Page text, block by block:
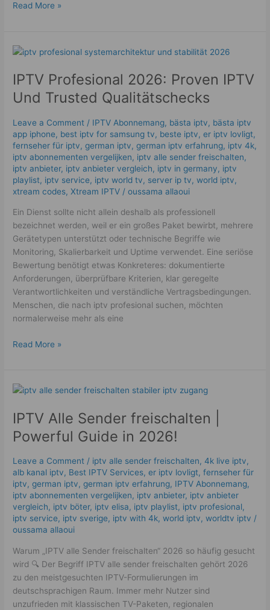
Read More »
IPTV Profesional 2026: Proven IPTV
Und Trusted Qualitätschecks
Leave a Comment / IPTV Abonnemang, bästa iptv, bästa iptv
app iphone, best iptv for samsung tv, beste iptv,er iptv lovligt,
fernseher für iptv,german iptv,german iptv erfahrung​, iptv 4k,
iptv abonnementen vergelijken, iptv alle sender freischalten,
iptv anbieter, iptv anbieter vergleich, iptv in germany, iptv
playlist, iptv service, iptv world tv, server ip tv,world iptv,
xtream codes,Xtream IPTV /oussama allaoui
Ein Dienst sollte nicht allein deshalb als professionell
bezeichnet werden, weil er ein großes Paket bewirbt, mehrere
Gerätetypen unterstützt oder technische Begriffe wie
Monitoring, Skalierbarkeit und Uptime verwendet. Eine seriöse
Bewertung benötigt etwas Konkreteres: dokumentierte
Anforderungen, überprüfbare Kriterien, klar geregelte
Verantwortlichkeiten und verständliche Vertragsbedingungen.
Menschen, die nach iptv profesional suchen, möchten
normalerweise mehr als eine
IPTV
2026:
Proven
IPTV
Trusted
Qualitätschecks
Read More »
IPTV Alle Sender freischalten |
Powerful Guide in 2026!
Leave a Comment / iptv alle sender freischalten,4k live iptv​,
alb kanal iptv, Best IPTV Services,er iptv lovligt,fernseher für
iptv,german iptv,german iptv erfahrung​, IPTV Abonnemang,
iptv abonnementen vergelijken, iptv anbieter, iptv anbieter
vergleich, iptv böter, iptv elisa, iptv playlist, iptv profesional,
iptv service, iptv sverige​, iptv with 4k,world iptv,worldtv iptv /
oussama allaoui
Warum „IPTV alle Sender freischalten“ 2026 so häufig gesucht
wird 🔍 Der Begriff IPTV alle sender freischalten gehört 2026
zu den meistgesuchten IPTV-Formulierungen im
deutschsprachigen Raum. Immer mehr Nutzer sind
unzufrieden mit klassischen TV-Paketen, regionalen
IPTV
Sender
freischalten
|
Guide
in
2026!